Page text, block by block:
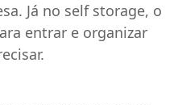
Já no self storage, o
entrar e organizar